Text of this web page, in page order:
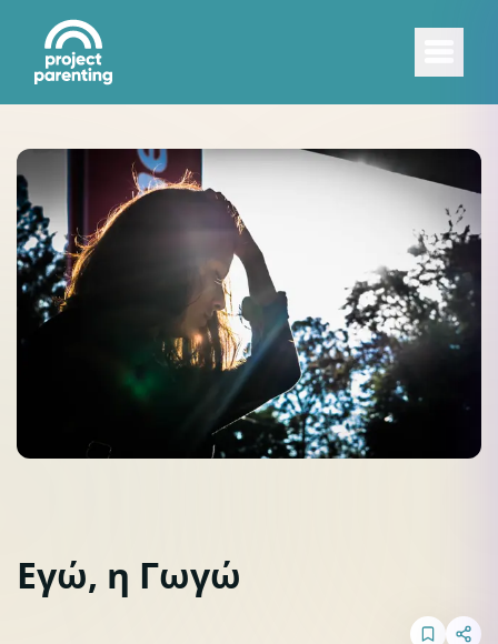
Εγώ, η Γωγώ